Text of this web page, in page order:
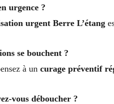
urgence ?
urgent Berre L’étang
se bouchent ?
à un curage préventif
vous déboucher ?